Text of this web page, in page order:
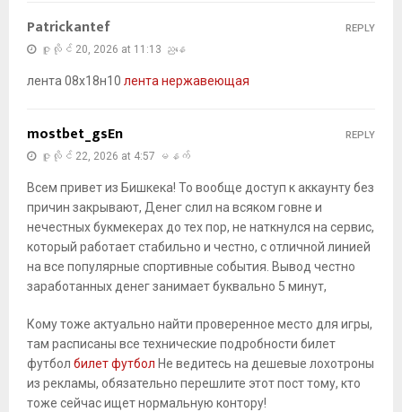
Patrickantef
ဇူလိုင် 20, 2026 at 11:13 ညနေ
лента 08х18н10 лента нержавеющая
REPLY
mostbet_gsEn
ဇူလိုင် 22, 2026 at 4:57 မနက်
Всем привет из Бишкека! То вообще доступ к аккаунту без
причин закрывают, Денег слил на всяком говне и
нечестных букмекерах до тех пор, не наткнулся на сервис,
который работает стабильно и честно, с отличной линией
на все популярные спортивные события. Вывод честно
заработанных денег занимает буквально 5 минут,
Кому тоже актуально найти проверенное место для игры,
там расписаны все технические подробности билет
футбол билет футбол Не ведитесь на дешевые лохотроны
из рекламы, обязательно перешлите этот пост тому, кто
тоже сейчас ищет нормальную контору!
REPLY